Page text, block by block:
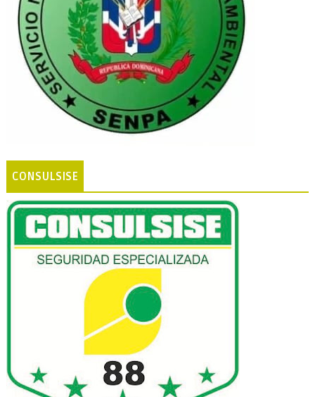
CONSULSISE